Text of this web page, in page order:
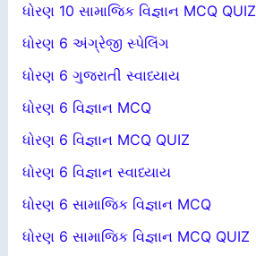
ધોરણ 10 સામાજિક વિજ્ઞાન MCQ QUIZ
ધોરણ 6 અંગ્રેજી સ્પેલિંગ
ધોરણ 6 ગુજરાતી સ્વાધ્યાય
ધોરણ 6 વિજ્ઞાન MCQ
ધોરણ 6 વિજ્ઞાન MCQ QUIZ
ધોરણ 6 વિજ્ઞાન સ્વાધ્યાય
ધોરણ 6 સામાજિક વિજ્ઞાન MCQ
ધોરણ 6 સામાજિક વિજ્ઞાન MCQ QUIZ